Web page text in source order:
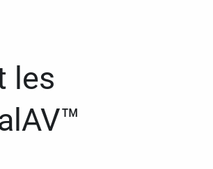
les